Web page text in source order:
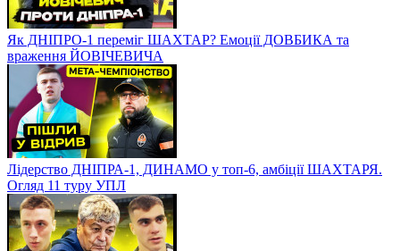
Як ДНІПРО-1 переміг ШАХТАР? Емоції ДОВБИКА та
враження ЙОВІЧЕВИЧА
Лідерство ДНІПРА-1, ДИНАМО у топ-6, амбіції ШАХТАРЯ.
Огляд 11 туру УПЛ